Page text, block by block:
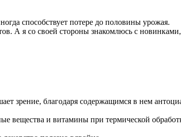
способствует потере до половины урожая.
А я со своей стороны знакомлюсь с
зрение, благодаря содержащимся в нем
вещества и витамины при термической